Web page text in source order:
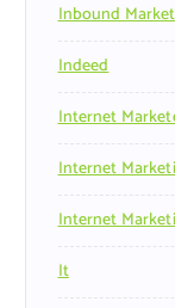
Inbound
Indeed
Internet
Internet
Internet
It